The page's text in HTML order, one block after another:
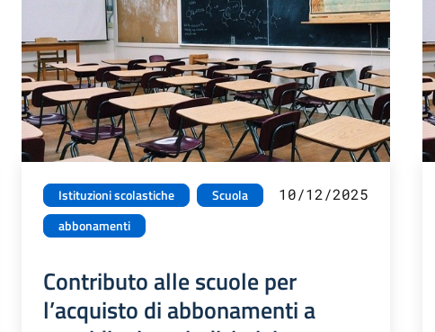
Istituzioni scolastiche
Scuola
abbonamenti
10/12/2025
Contributo alle scuole per
l’acquisto di abbonamenti a